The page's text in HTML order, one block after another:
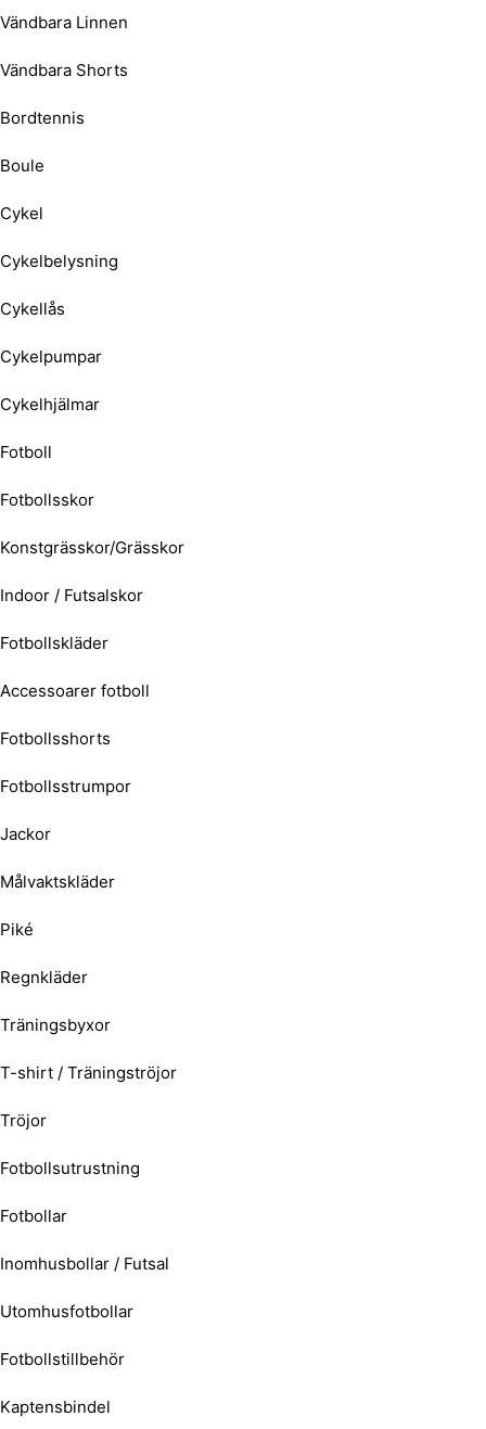
Vändbara Linnen
Vändbara Shorts
Bordtennis
Boule
Cykel
Cykelbelysning
Cykellås
Cykelpumpar
Cykelhjälmar
Fotboll
Fotbollsskor
Konstgrässkor/Grässkor
Indoor / Futsalskor
Fotbollskläder
Accessoarer fotboll
Fotbollsshorts
Fotbollsstrumpor
Jackor
Målvaktskläder
Piké
Regnkläder
Träningsbyxor
T-shirt / Träningströjor
Tröjor
Fotbollsutrustning
Fotbollar
Inomhusbollar / Futsal
Utomhusfotbollar
Fotbollstillbehör
Kaptensbindel